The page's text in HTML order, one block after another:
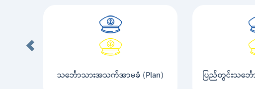
သင်္ဘောသားအသက်အာမခံ (Plan) ပြည်တွင်းသင်္ဘ